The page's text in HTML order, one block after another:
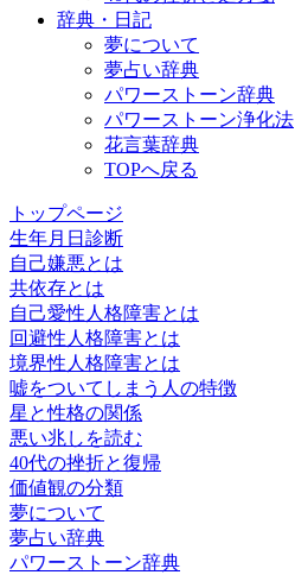
辞典・日記
夢について
夢占い辞典
パワーストーン辞典
パワーストーン浄化法
花言葉辞典
TOPへ戻る
トップページ
生年月日診断
自己嫌悪とは
共依存とは
自己愛性人格障害とは
回避性人格障害とは
境界性人格障害とは
嘘をついてしまう人の特徴
星と性格の関係
悪い兆しを読む
40代の挫折と復帰
価値観の分類
夢について
夢占い辞典
パワーストーン辞典